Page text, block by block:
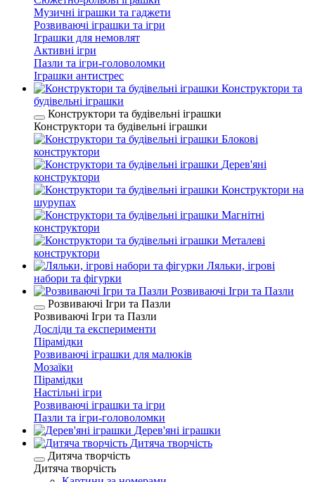
Музичні іграшки та гаджети
Розвиваючі іграшки та ігри
Іграшки для немовлят
Активні ігри
Пазли та ігри-головоломки
Іграшки антистрес
Конструктори та
будівельні іграшки
Конструктори та будівельні іграшки
Конструктори та будівельні іграшки
Блокові
конструктори
Дерев'яні
конструктори
Конструктори на
шурупах
Магнітні
конструктори
Металеві
конструктори
Ляльки, ігрові
набори та фігурки
Розвиваючі Ігри та Пазли
Розвиваючі Ігри та Пазли
Розвиваючі Ігри та Пазли
Досліди та експерименти
Пірамідки
Розвиваючі іграшки для малюків
Мозаїки
Пірамідки
Настільні ігри
Розвиваючі іграшки та ігри
Пазли та ігри-головоломки
Дерев'яні іграшки
Дитяча творчість
Дитяча творчість
Дитяча творчість